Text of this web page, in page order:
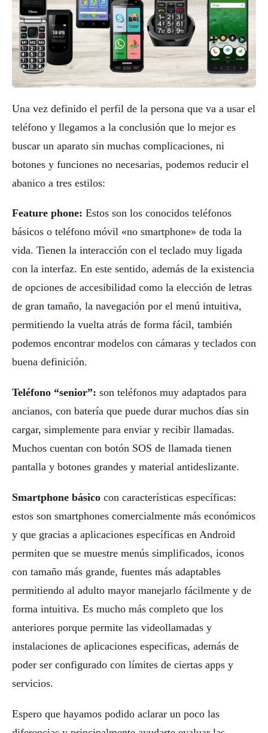
Una vez definido el perfil de la persona que va a usar el
teléfono y llegamos a la conclusión que lo mejor es
buscar un aparato sin muchas complicaciones, ni
botones y funciones no necesarias, podemos reducir el
abanico a tres estilos:
Feature phone: Estos son los conocidos teléfonos
básicos o teléfono móvil «no smartphone» de toda la
vida. Tienen la interacción con el teclado muy ligada
con la interfaz. En este sentido, además de la existencia
de opciones de accesibilidad como la elección de letras
de gran tamaño, la navegación por el menú intuitiva,
permitiendo la vuelta atrás de forma fácil, también
podemos encontrar modelos con cámaras y teclados con
buena definición.
Teléfono “senior”: son teléfonos muy adaptados para
ancianos, con batería que puede durar muchos días sin
cargar, simplemente para enviar y recibir llamadas.
Muchos cuentan con botón SOS de llamada tienen
pantalla y botones grandes y material antideslizante.
Smartphone básico con características específicas:
estos son smartphones comercialmente más económicos
y que gracias a aplicaciones específicas en Android
permiten que se muestre menús simplificados, iconos
con tamaño más grande, fuentes más adaptables
permitiendo al adulto mayor manejarlo fácilmente y de
forma intuitiva. Es mucho más completo que los
anteriores porque permite las videollamadas y
instalaciones de aplicaciones especificas, además de
poder ser configurado con límites de ciertas apps y
servicios.
Espero que hayamos podido aclarar un poco las